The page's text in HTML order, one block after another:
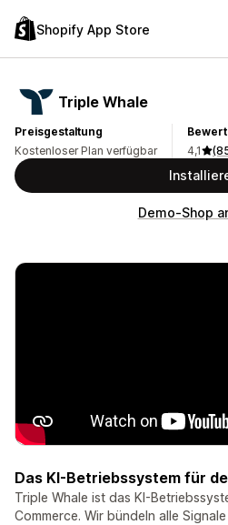
Shopify App Store
Triple Whale
Preisgestaltung
Kostenloser Plan verfügbar
4,1
Demo-Shop
Das KI-Betriebssystem für
Triple Whale ist das KI-
Commerce. Wir bündeln alle